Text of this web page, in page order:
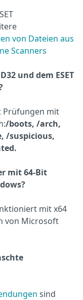
von Dateien aus
Scanners
und dem ESET
Prüfungen mit
/boots, /arch,
/suspicious,
mit 64-Bit
mit x64
von Microsoft
sind